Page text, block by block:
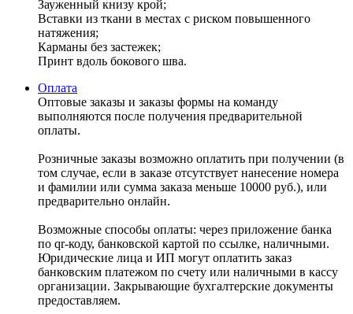
Зауженный книзу крой;
Вставки из ткани в местах с риском повышенного
натяжения;
Карманы без застежек;
Принт вдоль бокового шва.
Оплата
Оптовые заказы и заказы формы на команду
выполняются после получения предварительной
оплаты.
Розничные заказы возможно оплатить при получении (в
том случае, если в заказе отсутствует нанесение номера
и фамилии или сумма заказа меньше 10000 руб.), или
предварительно онлайн.
Возможные способы оплаты: через приложение банка
по qr-коду, банковской картой по ссылке, наличными.
Юридические лица и ИП могут оплатить заказ
банковским платежом по счету или наличными в кассу
организации. Закрывающие бухгалтерские документы
предоставляем.